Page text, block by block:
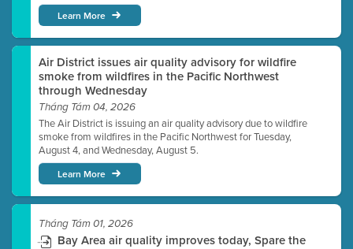
Learn More
Air District issues air quality advisory for wildfire
smoke from wildfires in the Pacific Northwest
through Wednesday
Tháng Tám 04, 2026
The Air District is issuing an air quality advisory due to wildfire
smoke from wildfires in the Pacific Northwest for Tuesday,
August 4, and Wednesday, August 5.
Learn More
Tháng Tám 01, 2026
Bay Area air quality improves today, Spare the